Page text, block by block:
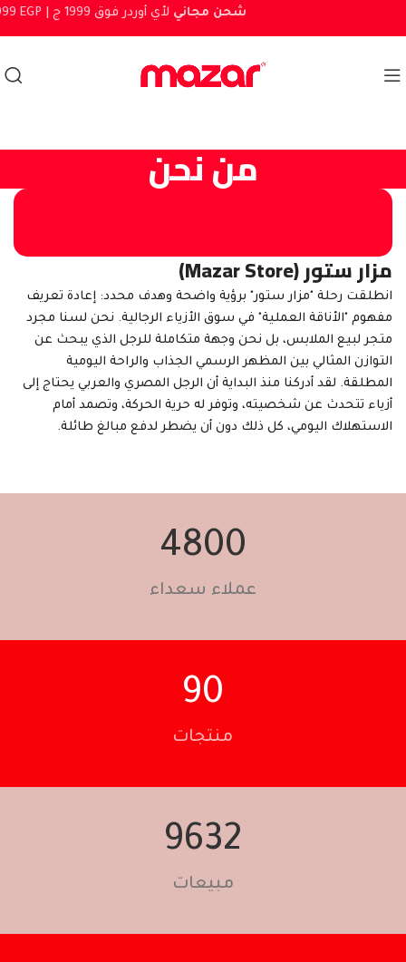
من نحن
مزار ستور (Mazar Store)
انطلقت رحلة "مزار ستور" برؤية واضحة وهدف محدد: إعادة تعريف
مفهوم "الأناقة العملية" في سوق الأزياء الرجالية. نحن لسنا مجرد
متجر لبيع الملابس، بل نحن وجهة متكاملة للرجل الذي يبحث عن
التوازن المثالي بين المظهر الرسمي الجذاب والراحة اليومية
المطلقة. لقد أدركنا منذ البداية أن الرجل المصري والعربي يحتاج إلى
أزياء تتحدث عن شخصيته، وتوفر له حرية الحركة، وتصمد أمام
الاستهلاك اليومي، كل ذلك دون أن يضطر لدفع مبالغ طائلة.
4800
عملاء سعداء
90
منتجات
9951
مبيعات
EGP | شحن مجانيلأي أوردر فوق 1999 ج